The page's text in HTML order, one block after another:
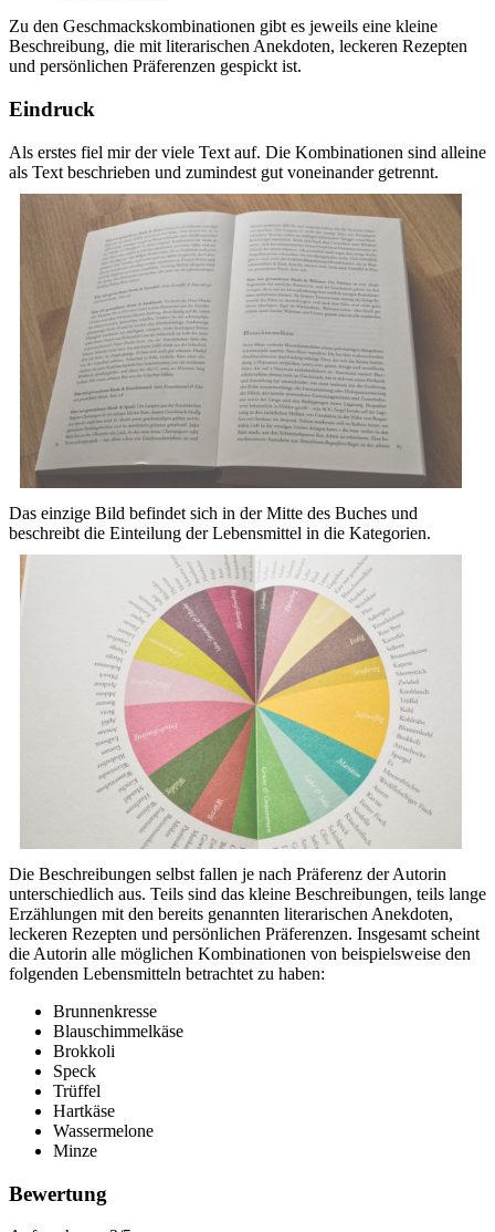
Zu den Geschmackskombinationen gibt es jeweils eine kleine
Beschreibung, die mit literarischen Anekdoten, leckeren Rezepten
und persönlichen Präferenzen gespickt ist.
Eindruck
Als erstes fiel mir der viele Text auf. Die Kombinationen sind alleine
als Text beschrieben und zumindest gut voneinander getrennt.
Das einzige Bild befindet sich in der Mitte des Buches und
beschreibt die Einteilung der Lebensmittel in die Kategorien.
Die Beschreibungen selbst fallen je nach Präferenz der Autorin
unterschiedlich aus. Teils sind das kleine Beschreibungen, teils lange
Erzählungen mit den bereits genannten literarischen Anekdoten,
leckeren Rezepten und persönlichen Präferenzen. Insgesamt scheint
die Autorin alle möglichen Kombinationen von beispielsweise den
folgenden Lebensmitteln betrachtet zu haben:
Brunnenkresse
Blauschimmelkäse
Brokkoli
Speck
Trüffel
Hartkäse
Wassermelone
Minze
Bewertung